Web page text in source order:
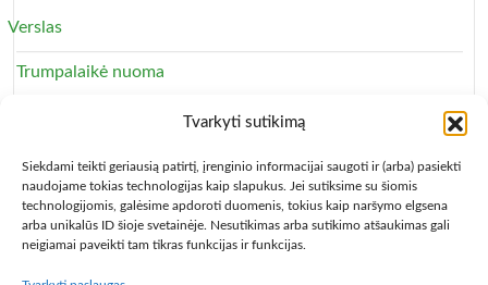
Tvarkyti sutikimą
Siekdami teikti geriausią patirtį, įrenginio informacijai saugoti ir (arba) pasiekti
naudojame tokias technologijas kaip slapukus. Jei sutiksime su šiomis
technologijomis, galėsime apdoroti duomenis, tokius kaip naršymo elgsena
arba unikalūs ID šioje svetainėje. Nesutikimas arba sutikimo atšaukimas gali
neigiamai paveikti tam tikras funkcijas ir funkcijas.
Verslas
Trumpalaikė nuoma